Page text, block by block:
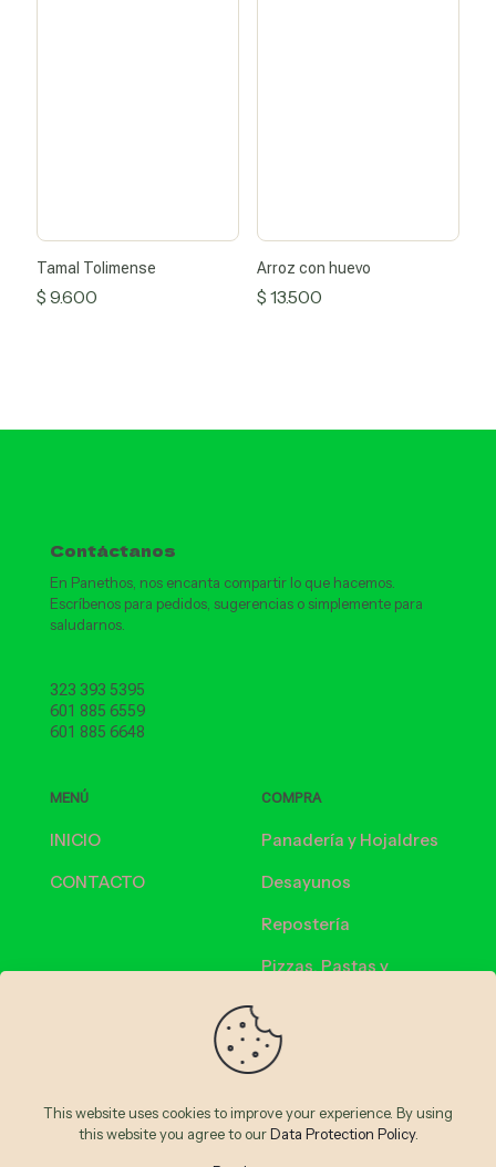
Tamal Tolimense
$ 9.600
Arroz con huevo
$ 13.500
Contáctanos
En Panethos, nos encanta compartir lo que hacemos.
Escríbenos para pedidos, sugerencias o simplemente para
saludarnos.
323 393 5395
601 885 6559
601 885 6648
MENÚ
INICIO
CONTACTO
COMPRA
Panadería y Hojaldres
Desayunos
Repostería
Pizzas, Pastas y
Bebidas calientes
Bebidas frías
This website uses cookies to improve your experience. By using
this website you agree to ourData Protection Policy.